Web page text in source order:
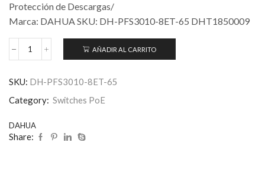
Protección de Descargas/
Marca: DAHUA SKU: DH-PFS3010-8ET-65 DHT1850009
AÑADIR AL CARRITO
SKU: DH-PFS3010-8ET-65
Category: Switches PoE
DAHUA
Share: